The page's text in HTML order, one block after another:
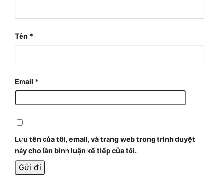
Tên *
Email *
Lưu tên của tôi, email, và trang web trong trình duyệt
này cho lần bình luận kế tiếp của tôi.